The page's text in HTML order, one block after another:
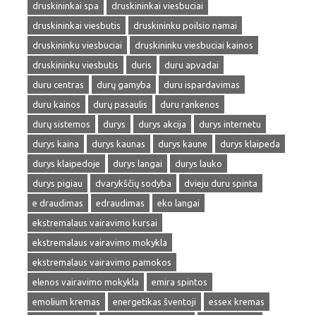
druskininkai spa
druskininkai viesbuciai
druskininkai viesbutis
druskininku poilsio namai
druskininku viesbuciai
druskininku viesbuciai kainos
druskininku viesbutis
duris
duru apvadai
duru centras
durų gamyba
duru ispardavimas
duru kainos
durų pasaulis
duru rankenos
durų sistemos
durys durys akcija
durys internetu
durys kaina
durys kaunas durys kaune
durys klaipeda
durys klaipedoje
durys langai
durys lauko
durys pigiau
dvarykščių sodyba
dvieju duru spinta
e draudimas
edraudimas
eko langai
ekstremalaus vairavimo kursai
ekstremalaus vairavimo mokykla
ekstremalaus vairavimo pamokos
elenos vairavimo mokykla
emira spintos
emolium kremas
energetikas šventoji
essex kremas